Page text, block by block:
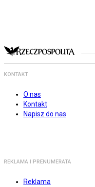
KONTAKT
O nas
Kontakt
Napisz do nas
REKLAMA I PRENUMERATA
Reklama